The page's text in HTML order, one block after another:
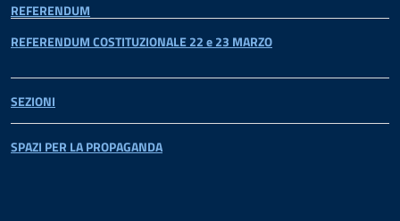
REFERENDUM
REFERENDUM COSTITUZIONALE 22 e 23 MARZO
SEZIONI
SPAZI PER LA PROPAGANDA